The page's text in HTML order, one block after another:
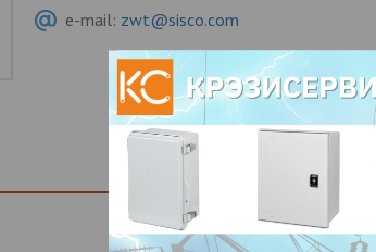
e-mail: zwt@sisco.com